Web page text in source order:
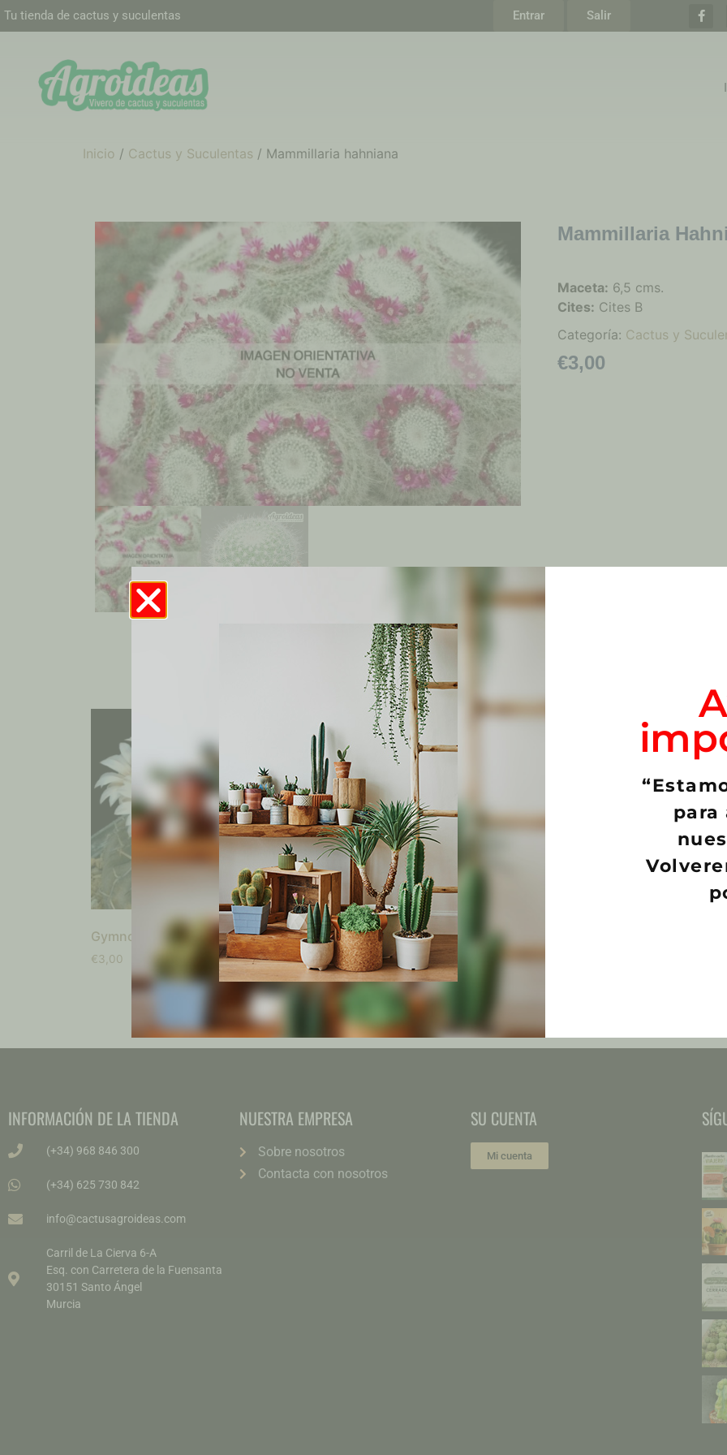
Tu tienda de cactus y suculentas Entrar Salir
Inicio / Cactus y Suculentas / Mammillaria hahniana
Mammillaria
Maceta: 6,5 cms.
Cites: Cites B
Categoría: Cactus y
€3,00
Productos relacionados
Gymnocalycium stellatum
€3,00
Matucana madisoniorum «Flor
blanca»
€3,00
INFORMACIÓN DE LA TIENDA
(+34) 968 846 300
(+34) 625 730 842
info@cactusagroideas.com
Carril de La Cierva 6-A
Esq. con Carretera de la Fuensanta
30151 Santo Ángel
Murcia
NUESTRA EMPRESA
Sobre nosotros
Contacta con nosotros
SU CUENTA
Mi cuenta
para